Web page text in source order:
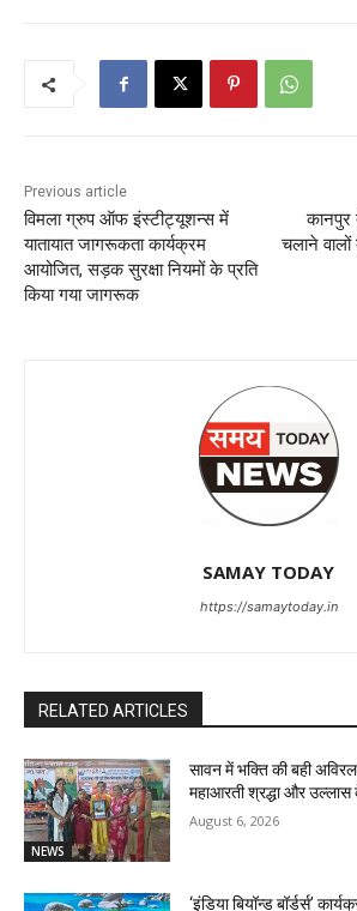
Previous article
विमला ग्रुप ऑफ इंस्टीट्यूशन्स में
यातायात जागरूकता कार्यक्रम
आयोजित, सड़क सुरक्षा नियमों के प्रति
किया गया जागरूक
कानपुर
चलाने
SAMAY TODAY
https://samaytoday.in
RELATED ARTICLES
NEWS
सावन में भक्ति की बही अविरल
महाआरती श्रद्धा और
August 6, 2026
‘इंडिया बियॉन्ड बॉर्डर्स’